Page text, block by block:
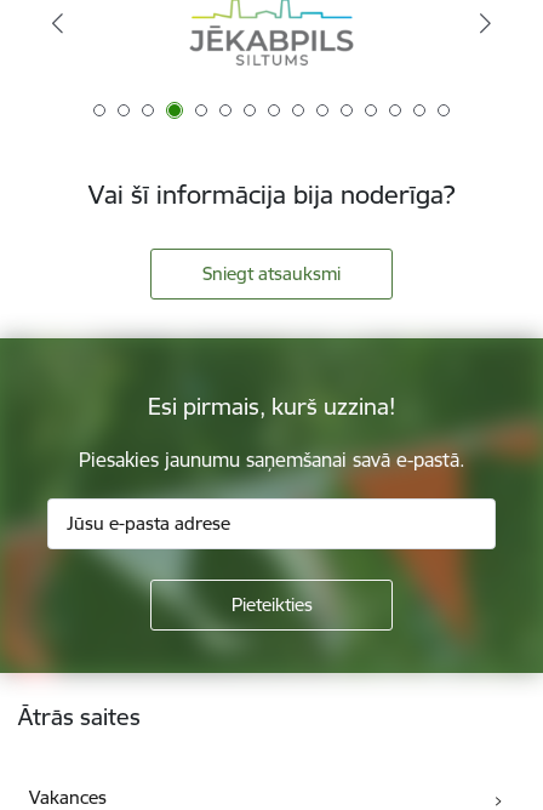
Vai šī informācija bija noderīga?
Sniegt atsauksmi
Esi pirmais, kurš uzzina!
Piesakies jaunumu saņemšanai savā e-pastā.
Kājene
Ātrās saites
Vakances